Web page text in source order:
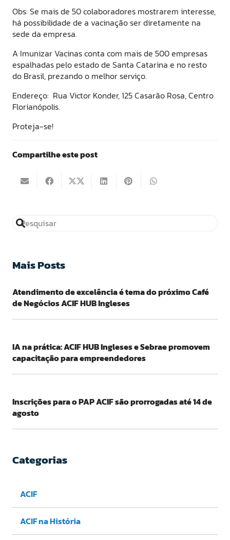
Obs: Se mais de 50 colaboradores mostrarem interesse,
há possibilidade de a vacinação ser diretamente na
sede da empresa.
A Imunizar Vacinas conta com mais de 500 empresas
espalhadas pelo estado de Santa Catarina e no resto
do Brasil, prezando o melhor serviço.
Endereço: Rua Victor Konder, 125 Casarão Rosa, Centro
Florianópolis.
Proteja-se!
Compartilhe este post
Mais Posts
Atendimento de excelência é tema do próximo Café
de Negócios ACIF HUB Ingleses
IA na prática: ACIF HUB Ingleses e Sebrae promovem
capacitação para empreendedores
Inscrições para o PAP ACIF são prorrogadas até 14 de
agosto
Categorias
ACIF
ACIF na História